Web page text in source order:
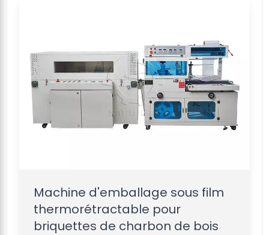
Machine d'emballage sous film
thermorétractable pour
briquettes de charbon de bois